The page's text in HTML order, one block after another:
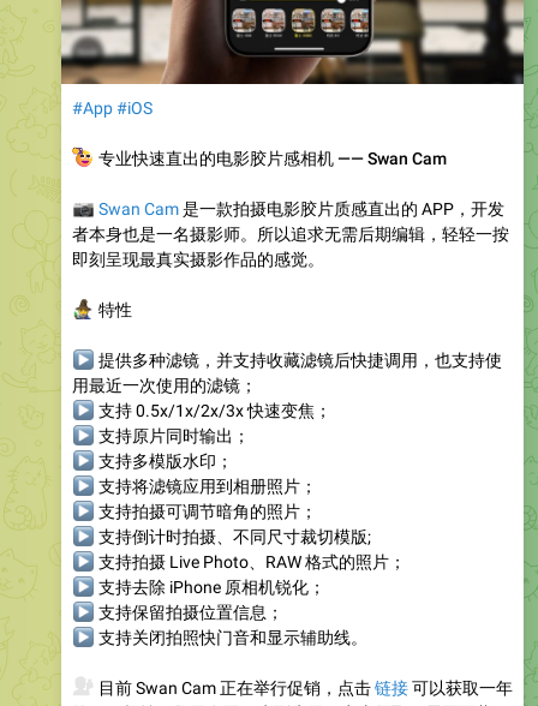
#App#iOS
专业快速直出的电影胶片感相机 —— Swan Cam
Swan Cam是一款拍摄电影胶片质感直出的 APP，开发
者本身也是一名摄影师。所以追求无需后期编辑，轻轻一按
即刻呈现最真实摄影作品的感觉。
特性
提供多种滤镜，并支持收藏滤镜后快捷调用，也支持使
用最近一次使用的滤镜；
支持 0.5x/1x/2x/3x 快速变焦；
支持原片同时输出；
支持多模版水印；
支持将滤镜应用到相册照片；
支持拍摄可调节暗角的照片；
支持倒计时拍摄、不同尺寸裁切模版;
支持拍摄 Live Photo、RAW 格式的照片；
支持去除 iPhone 原相机锐化；
支持保留拍摄位置信息；
支持关闭拍照快门音和显示辅助线。
目前 Swan Cam 正在举行促销，点击链接可以获取一年